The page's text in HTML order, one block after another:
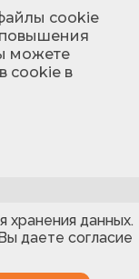
cookie
можете
cookie в
хранения данных.
даете согласие